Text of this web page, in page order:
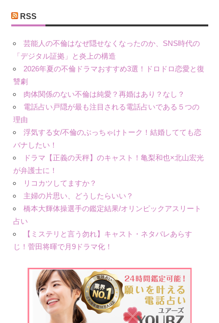
ー RSS
芸能人の不倫はなぜ隠せなくなったのか、SNS時代の
「デジタル証拠」と炎上の構造
2026年夏の不倫ドラマおすすめ3選！ドロドロ恋愛と復
讐劇
肉体関係のない不倫は純愛？再婚はあり？なし？
電話占い戸隠が最も注目される電話占いである５つの
理由
浮気する女/不倫のぶっちゃけトーク！結婚してても恋
バナしたい！
ドラマ【正義の天秤】のキャスト！亀梨和也×北山宏光
が弁護士に！
リコカツしてますか？
主婦の片思い、どうしたらいい？
橋本大輝体操選手の鑑定結果/オリンピックアスリート
占い
【ミステリと言う勿れ】キャスト・ネタバレあらす
じ！菅田将暉で月9ドラマ化！